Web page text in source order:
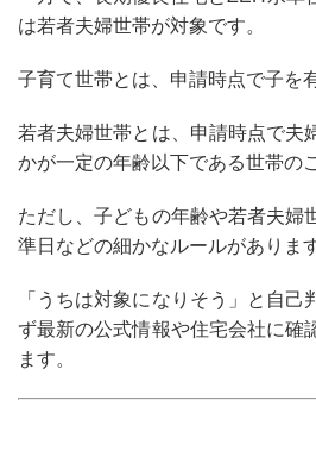
は若者夫婦世帯が対象です。
子育て世帯とは、申請時点で子を
若者夫婦世帯とは、申請時点で夫
かが一定の年齢以下である世帯の
ただし、子どもの年齢や若者夫婦
準日などの細かなルールがあります
「うちは対象になりそう」と自
ず最新の公式情報や住宅会社に確
ます。